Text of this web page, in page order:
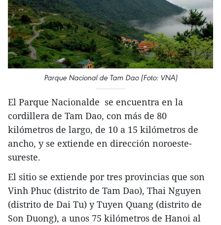
Parque Nacional de Tam Dao (Foto: VNA)
El Parque Nacionalde se encuentra en la
cordillera de Tam Dao, con más de 80
kilómetros de largo, de 10 a 15 kilómetros de
ancho, y se extiende en dirección noroeste-
sureste.
El sitio se extiende por tres provincias que son
Vinh Phuc (distrito de Tam Dao), Thai Nguyen
(distrito de Dai Tu) y Tuyen Quang (distrito de
Son Duong), a unos 75 kilómetros de Hanoi al